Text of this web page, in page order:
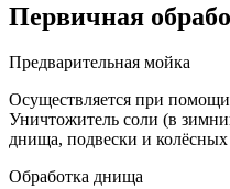
Первичная
Предварительная мойка
Осуществляется при помощи
Уничтожитель соли (в
днища, подвески и
Обработка днища